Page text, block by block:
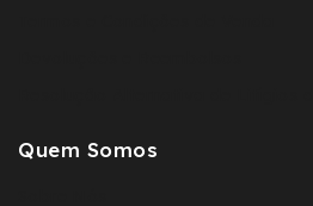
Quem Somos